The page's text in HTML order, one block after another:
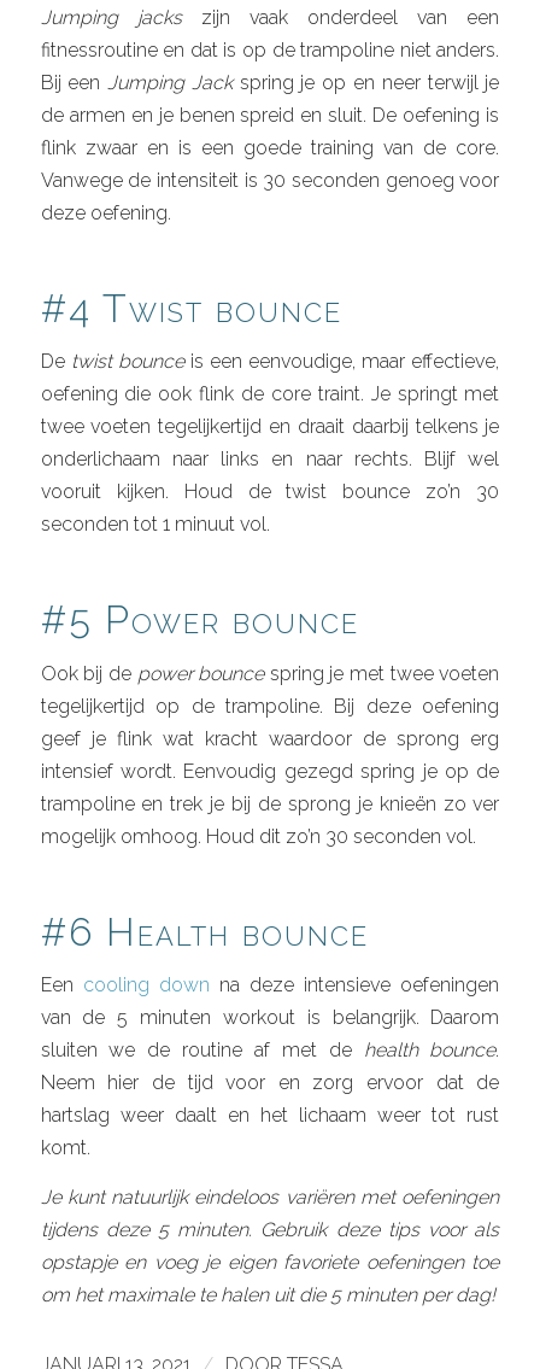
Jumping jackszijn vaak onderdeel van een
fitnessroutine en dat is op de trampoline niet anders.
Bij een
Jumping Jackspring je op en neer terwijl je
de armen en je benen spreid en sluit. De oefening is
flink zwaar en is een goede training van de core.
Vanwege de intensiteit is 30 seconden genoeg voor
deze oefening.
#4 Twist bounce
De twist bounceis een eenvoudige, maar effectieve,
oefening die ook flink de core traint. Je springt met
twee voeten tegelijkertijd en draait daarbij telkens je
onderlichaam naar links en naar rechts. Blijf wel
vooruit kijken. Houd de twist bounce zo’n 30
seconden tot 1 minuut vol.
#5 Power bounce
Ook bij de power bouncespring je met twee voeten
tegelijkertijd op de trampoline. Bij deze oefening
geef je flink wat kracht waardoor de sprong erg
intensief wordt. Eenvoudig gezegd spring je op de
trampoline en trek je bij de sprong je knieën zo ver
mogelijk omhoog. Houd dit zo’n 30 seconden vol.
#6 Health bounce
Een cooling down na deze intensieve oefeningen
van de 5 minuten workout is belangrijk. Daarom
sluiten we de routine af met de health bounce.
Neem hier de tijd voor en zorg ervoor dat de
hartslag weer daalt en het lichaam weer tot rust
komt.
Je kunt natuurlijk eindeloos variëren met oefeningen
tijdens deze 5 minuten. Gebruik deze tips voor als
opstapje en voeg je eigen favoriete oefeningen toe
om het maximale te halen uit die 5 minuten per dag!
JANUARI 13, 2021 / DOOR TESSA